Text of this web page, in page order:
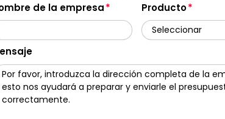
de la empresa Producto